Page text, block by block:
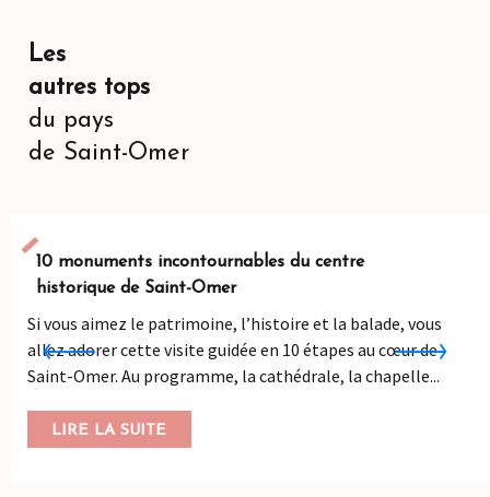
Les
autres tops
du pays
de Saint-Omer
10 monuments incontournables du centre
historique de Saint-Omer
Si vous aimez le patrimoine, l’histoire et la balade, vous
allez adorer cette visite guidée en 10 étapes au cœur de
Saint-Omer. Au programme, la cathédrale, la chapelle...
LIRE LA SUITE